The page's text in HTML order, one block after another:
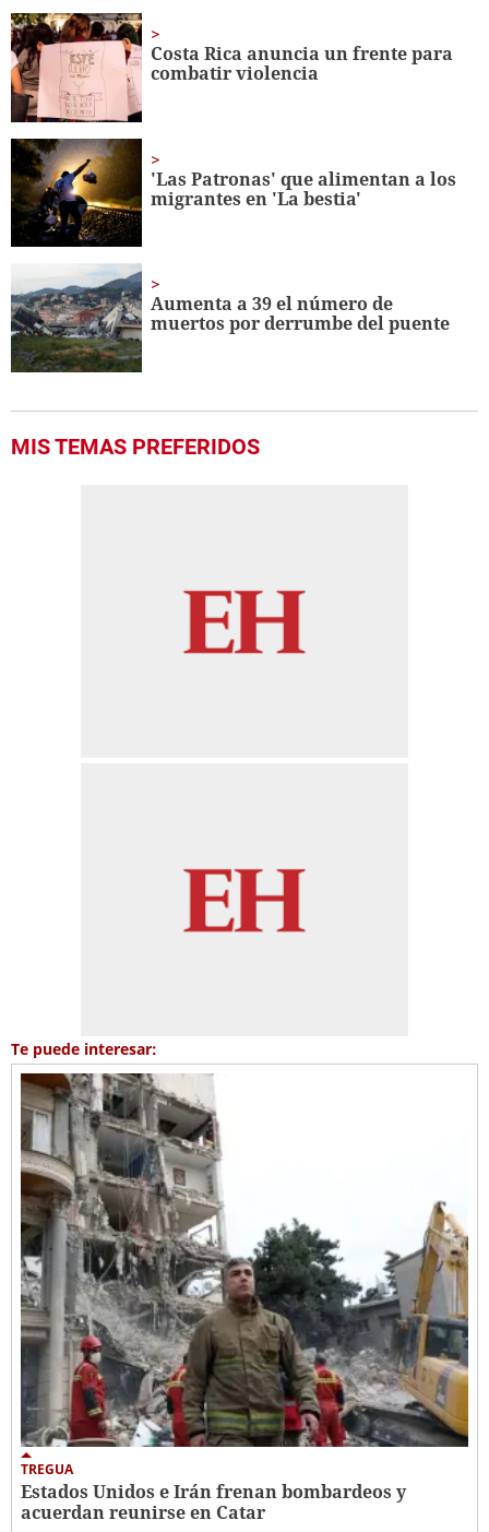
1
minute,
56
seconds
Costa Rica anuncia un frente para
combatir violencia
'Las Patronas' que alimentan a los
migrantes en 'La bestia'
Aumenta a 39 el número de
muertos por derrumbe del puente
MIS TEMAS PREFERIDOS
Te puede interesar:
TREGUA
Estados Unidos e Irán frenan bombardeos y
acuerdan reunirse en Catar